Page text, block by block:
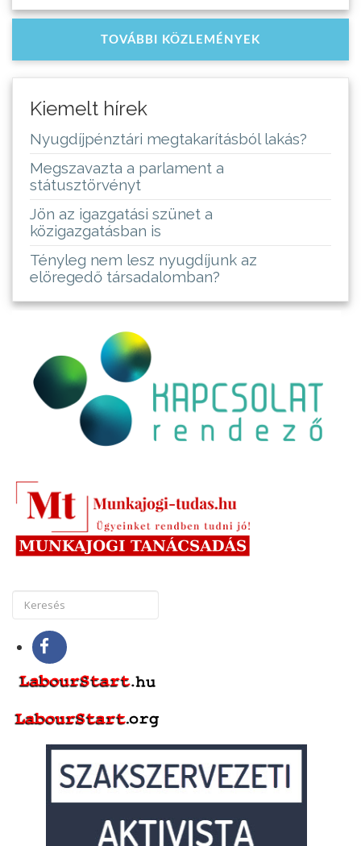
TOVÁBBI KÖZLEMÉNYEK
Kiemelt hírek
Nyugdíjpénztári megtakarításból lakás?
Megszavazta a parlament a
státusztörvényt
Jön az igazgatási szünet a
közigazgatásban is
Tényleg nem lesz nyugdíjunk az
elöregedő társadalomban?